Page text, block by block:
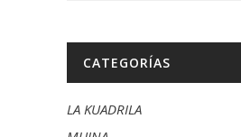
CATEGORÍAS
LA KUADRILA